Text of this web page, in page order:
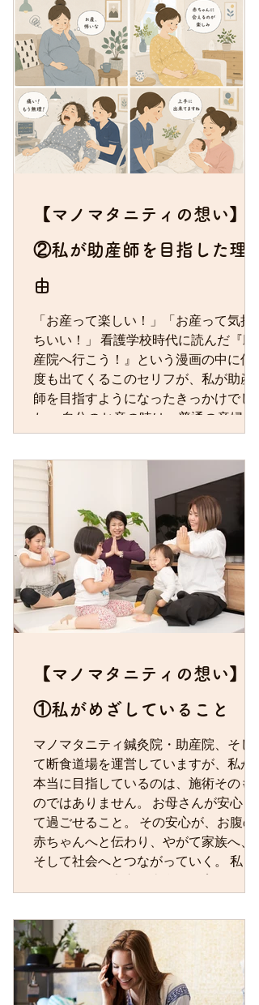
が当たり前です。 それを鍼灸で行おう
としている。 しかも、そのやり取りは
特別な話ではなく、ごく自然な会話で
した。 「鍼灸って、そんなことまでで
きるの？」 その時、初めて鍼灸師とい
う仕事に興味を持ちました。 とはい
え、当時は 「360以上もあるツボを覚
えるなんて無理！しんどすぎるわ。」
と思い、鍼灸師になろうとまでは考え
震災が起こ
【マノマタニティの想い】
②私が助産師を目指した理
由
「お産って楽しい！」「お産って気持
ちいい！」 看護学校時代に読んだ『助
産院へ行こう！』という漫画の中に何
度も出てくるこのセリフが、私が助産
師を目指すようになったきっかけでし
た。 自分のお産の時は、普通の産婦人
科でした。妊娠中の生活指導などはな
く、当時は若かったこともあり、妊娠
中は不安でいっぱいでした。そして、
お産は本当に痛くて、 「二度と産むも
んか！いくら命を産むにしても、神様
（がいるとしたら）は間違ってい
る！」 と、分娩台の上で思ったのを今
でも覚えています。 それから15年後、
あるきっかけで看護学校に進学しまし
た。そこでちょっと苦手だった「母
性」という教科の先生から、たまたま
りて読み、あのインパクトのあるセリ
印象は「痛い」という印象が半分くら
歓びでしたが）。 ですから「楽しい」
「気持ちいい」という言葉に本当に驚
かされたのです。 また、お産の時にど
んな経験や思いをしたかによって、そ
の後の子育てが変わってくるというこ
とを知り、...
【マノマタニティの想い】
①私がめざしていること
マノマタニティ鍼灸院・助産院、そし
て断食道場を運営していますが、私が
本当に目指しているのは、施術そのも
のではありません。 お母さんが安心し
て過ごせること。 その安心が、お腹の
赤ちゃんへと伝わり、やがて家族へ、
そして社会へとつながっていく。 私
学では、心と身体は切り離せないもの
と考えます。 身体に触れると、その方
の緊張や疲れだけでなく、不安やスト
レスを感じることもあります。 だから
といって、「良い・悪い」と判断した